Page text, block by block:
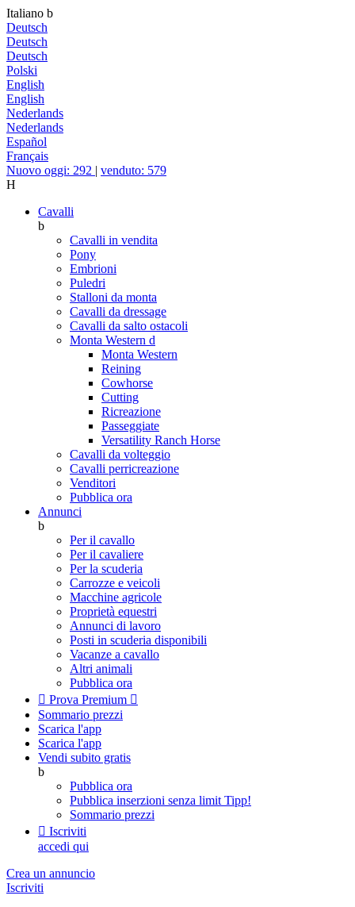
Italiano b
Deutsch
Deutsch
Deutsch
Polski
English
English
Nederlands
Nederlands
Español
Français
Nuovo oggi: 292 | venduto: 579
H
Cavalli
b
Cavalli in vendita
Pony
Embrioni
Puledri
Stalloni da monta
Cavalli da dressage
Cavalli da salto ostacoli
Monta Western d
Monta Western
Reining
Cowhorse
Cutting
Ricreazione
Passeggiate
Versatility Ranch Horse
Cavalli da volteggio
Cavalli perricreazione
Venditori
Pubblica ora
Annunci
b
Per il cavallo
Per il cavaliere
Per la scuderia
Carrozze e veicoli
Macchine agricole
Proprietà equestri
Annunci di lavoro
Posti in scuderia disponibili
Vacanze a cavallo
Altri animali
Pubblica ora
 Prova Premium 
Sommario prezzi
Scarica l'app
Scarica l'app
Vendi subito gratis
b
Pubblica ora
Pubblica inserzioni senza limit Tipp!
Sommario prezzi
 Iscriviti
accedi qui
Crea un annuncio
Iscriviti